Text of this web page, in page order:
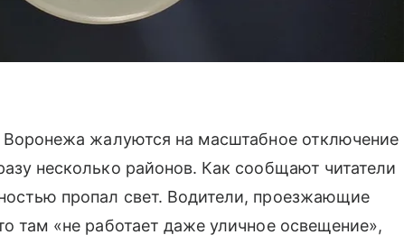
Воронежа жалуются на масштабное отключение
несколько районов. Как сообщают читатели
пропал свет. Водители, проезжающие
там «не работает даже уличное освещение»,